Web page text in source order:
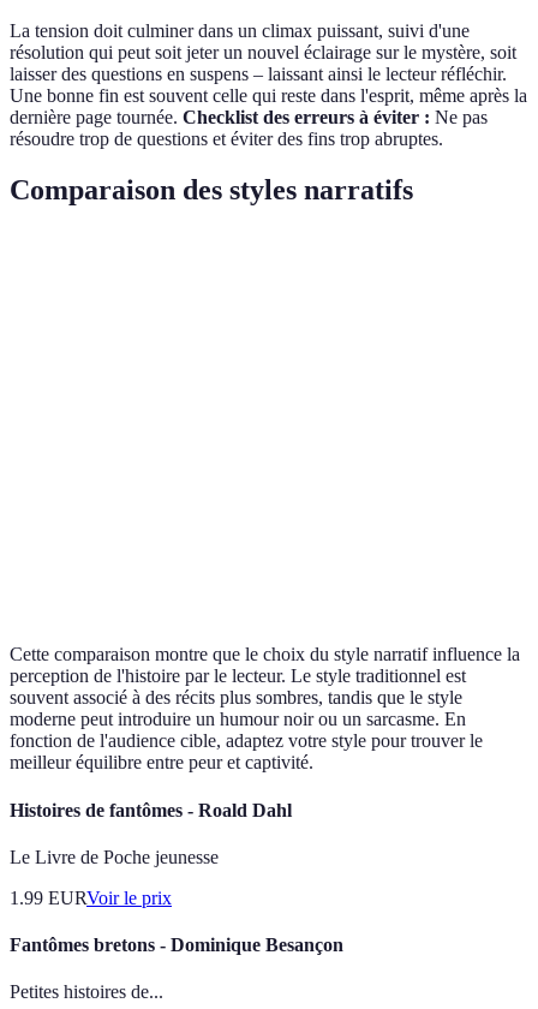
La tension doit culminer dans un climax puissant, suivi d'une
résolution qui peut soit jeter un nouvel éclairage sur le mystère, soit
laisser des questions en suspens – laissant ainsi le lecteur réfléchir.
Une bonne fin est souvent celle qui reste dans l'esprit, même après la
dernière page tournée. Checklist des erreurs à éviter : Ne pas
résoudre trop de questions et éviter des fins trop abruptes.
Comparaison des styles narratifs
Cette comparaison montre que le choix du style narratif influence la
perception de l'histoire par le lecteur. Le style traditionnel est
souvent associé à des récits plus sombres, tandis que le style
moderne peut introduire un humour noir ou un sarcasme. En
fonction de l'audience cible, adaptez votre style pour trouver le
meilleur équilibre entre peur et captivité.
Histoires de fantômes - Roald Dahl
Le Livre de Poche jeunesse
1.99 EURVoir le prix
Fantômes bretons - Dominique Besançon
Petites histoires de...